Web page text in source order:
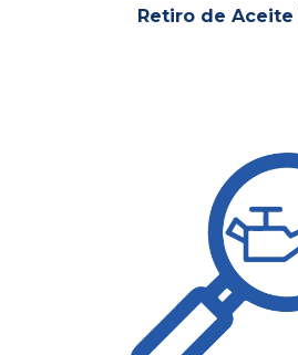
Retiro de Aceite